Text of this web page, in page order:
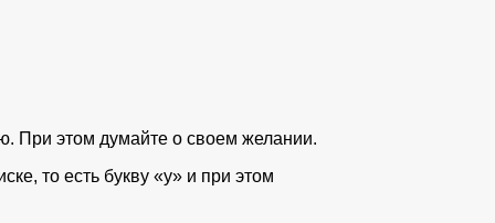
При этом думайте о своем желании.
то есть букву «у» и при этом